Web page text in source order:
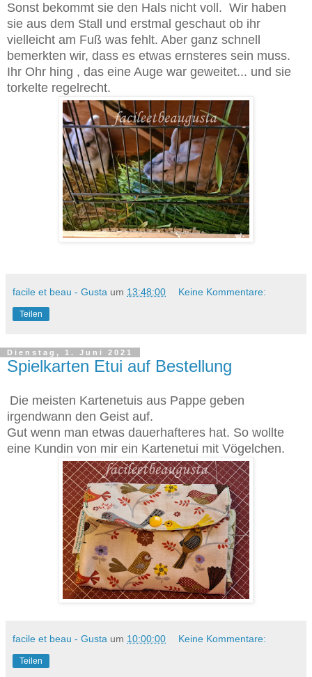
Sonst bekommt sie den Hals nicht voll. Wir haben
sie aus dem Stall und erstmal geschaut ob ihr
vielleicht am Fuß was fehlt. Aber ganz schnell
bemerkten wir, dass es etwas ernsteres sein muss.
Ihr Ohr hing , das eine Auge war geweitet... und sie
torkelte regelrecht.
facile et beau - Gusta um 13:48:00 Keine Kommentare:
Teilen
Dienstag, 1. Juni 2021
Spielkarten Etui auf Bestellung
Die meisten Kartenetuis aus Pappe geben
irgendwann den Geist auf.
Gut wenn man etwas dauerhafteres hat. So wollte
eine Kundin von mir ein Kartenetui mit Vögelchen.
facile et beau - Gusta um 10:00:00 Keine Kommentare:
Teilen